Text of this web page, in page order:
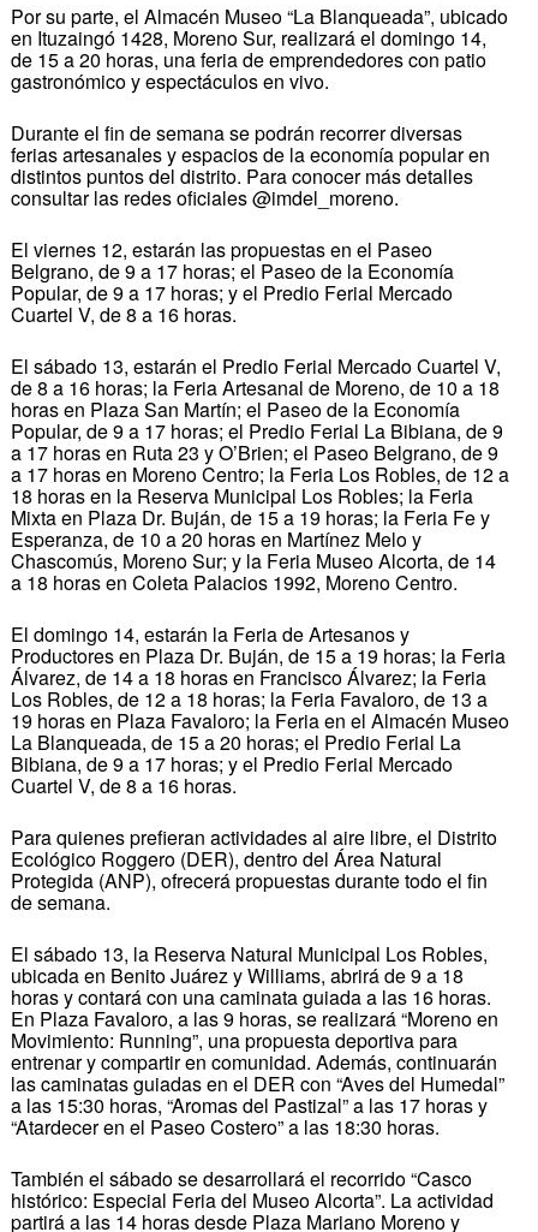
Por su parte, el Almacén Museo “La Blanqueada”, ubicado
en Ituzaingó 1428, Moreno Sur, realizará el domingo 14,
de 15 a 20 horas, una feria de emprendedores con patio
gastronómico y espectáculos en vivo.
Durante el fin de semana se podrán recorrer diversas
ferias artesanales y espacios de la economía popular en
distintos puntos del distrito. Para conocer más detalles
consultar las redes oficiales @imdel_moreno.
El viernes 12, estarán las propuestas en el Paseo
Belgrano, de 9 a 17 horas; el Paseo de la Economía
Popular, de 9 a 17 horas; y el Predio Ferial Mercado
Cuartel V, de 8 a 16 horas.
El sábado 13, estarán el Predio Ferial Mercado Cuartel V,
de 8 a 16 horas; la Feria Artesanal de Moreno, de 10 a 18
horas en Plaza San Martín; el Paseo de la Economía
Popular, de 9 a 17 horas; el Predio Ferial La Bibiana, de 9
a 17 horas en Ruta 23 y O’Brien; el Paseo Belgrano, de 9
a 17 horas en Moreno Centro; la Feria Los Robles, de 12 a
18 horas en la Reserva Municipal Los Robles; la Feria
Mixta en Plaza Dr. Buján, de 15 a 19 horas; la Feria Fe y
Esperanza, de 10 a 20 horas en Martínez Melo y
Chascomús, Moreno Sur; y la Feria Museo Alcorta, de 14
a 18 horas en Coleta Palacios 1992, Moreno Centro.
El domingo 14, estarán la Feria de Artesanos y
Productores en Plaza Dr. Buján, de 15 a 19 horas; la Feria
Álvarez, de 14 a 18 horas en Francisco Álvarez; la Feria
Los Robles, de 12 a 18 horas; la Feria Favaloro, de 13 a
19 horas en Plaza Favaloro; la Feria en el Almacén Museo
La Blanqueada, de 15 a 20 horas; el Predio Ferial La
Bibiana, de 9 a 17 horas; y el Predio Ferial Mercado
Cuartel V, de 8 a 16 horas.
Para quienes prefieran actividades al aire libre, el Distrito
Ecológico Roggero (DER), dentro del Área Natural
Protegida (ANP), ofrecerá propuestas durante todo el fin
de semana.
El sábado 13, la Reserva Natural Municipal Los Robles,
ubicada en Benito Juárez y Williams, abrirá de 9 a 18
horas y contará con una caminata guiada a las 16 horas.
En Plaza Favaloro, a las 9 horas, se realizará “Moreno en
Movimiento: Running”, una propuesta deportiva para
entrenar y compartir en comunidad. Además, continuarán
las caminatas guiadas en el DER con “Aves del Humedal”
a las 15:30 horas, “Aromas del Pastizal” a las 17 horas y
“Atardecer en el Paseo Costero” a las 18:30 horas.
También el sábado se desarrollará el recorrido “Casco
histórico: Especial Feria del Museo Alcorta”. La actividad
partirá a las 14 horas desde Plaza Mariano Moreno y